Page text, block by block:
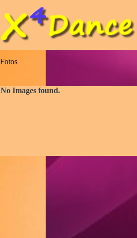
Inhalt
springen
Fotos
No Images found.